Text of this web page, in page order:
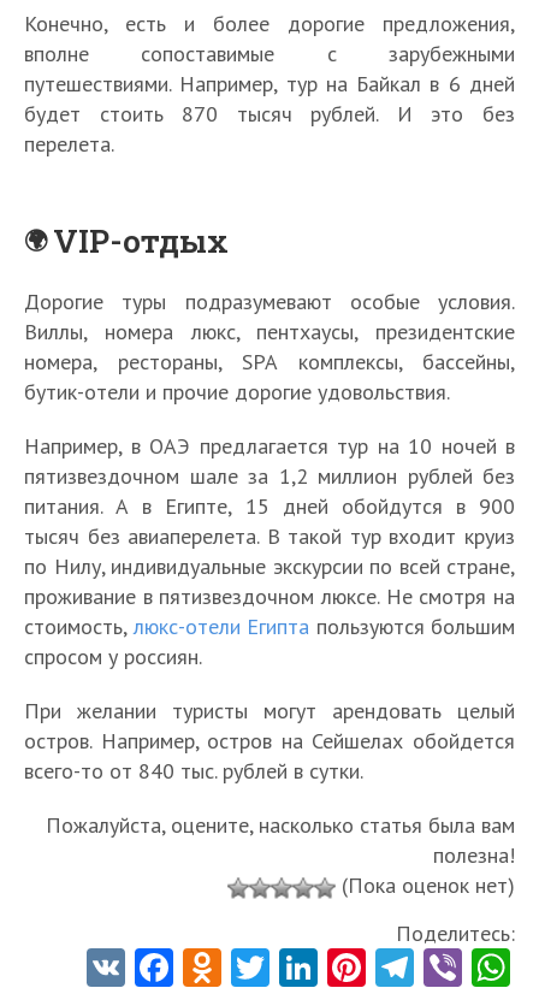
Конечно, есть и более дорогие предложения,
вполне сопоставимые с зарубежными
путешествиями. Например, тур на Байкал в 6 дней
будет стоить 870 тысяч рублей. И это без
перелета.
VIP-отдых
Дорогие туры подразумевают особые условия.
Виллы, номера люкс, пентхаусы, президентские
номера, рестораны, SPA комплексы, бассейны,
бутик-отели и прочие дорогие удовольствия.
Например, в ОАЭ предлагается тур на 10 ночей в
пятизвездочном шале за 1,2 миллион рублей без
питания. А в Египте, 15 дней обойдутся в 900
тысяч без авиаперелета. В такой тур входит круиз
по Нилу, индивидуальные экскурсии по всей стране,
проживание в пятизвездочном люксе. Не смотря на
стоимость,люкс-отели Египта пользуются большим
спросом у россиян.
При желании туристы могут арендовать целый
остров. Например, остров на Сейшелах обойдется
всего-то от 840 тыс. рублей в сутки.
Пожалуйста, оцените, насколько статья была вам
полезна!
(Пока оценок нет)
Поделитесь:
V Fa O T Li Pi Te Vi